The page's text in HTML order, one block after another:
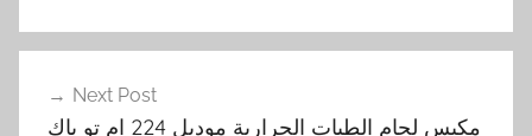
Next Post
مكبس لحام الطبات الحرارية موديل 224 ام تو باك